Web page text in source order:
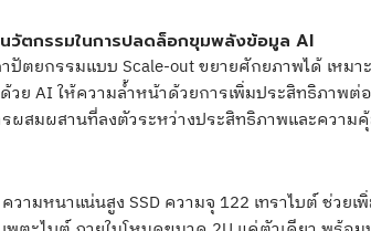
วัตกรรมในการปลดล็อกขุมพลังข้อมูล AI
ปัตยกรรมแบบ Scale-out ขยายศักยภาพได้ เหมา
ย AI ให้ความล้ำหน้าด้วยการเพิ่มประสิทธิภาพต่
ผสมผสานที่ลงตัวระหว่างประสิทธิภาพและความ
วามหนาแน่นสูง SSD ความจุ 122 เทราไบต์ ช่วย